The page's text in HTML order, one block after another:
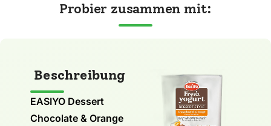
Probier zusammen mit:
Beschreibung
EASIYO Dessert
Chocolate & Orange